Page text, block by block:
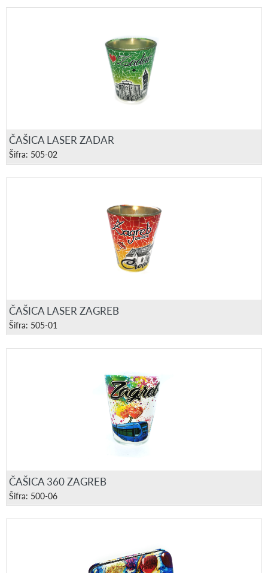
ČAŠICA LASER ZADAR
Šifra: 505-02
ČAŠICA LASER ZAGREB
Šifra: 505-01
ČAŠICA 360 ZAGREB
Šifra: 500-06